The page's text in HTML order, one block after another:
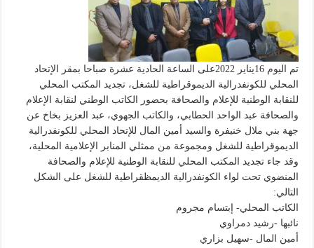
تم اليوم 16يناير 2022على الساعة الحادية عشرة صباحا بمقر الإتحاد
المحلي للكونفدرالية الديموقراطية للشغل، تجديد المكتب المحلي
للنقابة الوطنية للإعلام والصحافة بحضور الكاتب الوطني لنقابة الإعلام
والصحافة عبد الواحد الحطابي، والكاتب الجهوي، عبد العزيز بخاخ عن
جهة بني ملال خنيفرة والسيد أمين المال للإتحاد المحلي للكونفدرالية
الديموقراطية للشغل ومجموعة من ممثلي المنابر الإعلامية المحلية،
وقد جاء تجديد المكتب المحلي للنقابة الوطنية للإعلام والصحافة
المنضوي تحت لواء الكونفدرالية الديمظقراطية للشغل على الشكل
التالي:
الكاتب المحلي- إبتسام مجروم
نائبها -رشيد دمراوي
أمين المال -سهيل بزاري